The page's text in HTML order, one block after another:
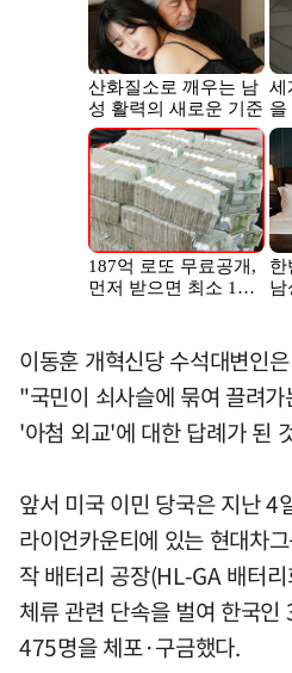
이동훈 개혁신당 수석대변인
"국민이 쇠사슬에 묶여 끌려
'아첨 외교'에 대한 답례가 된
앞서 미국 이민 당국은 지난 4
라이언카운티에 있는 현대차
작 배터리 공장(HL-GA 배터
체류 관련 단속을 벌여 한국
475명을 체포·구금했다.